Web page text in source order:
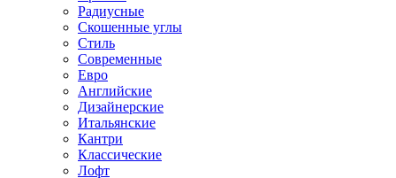
Радиусные
Скошенные углы
Стиль
Современные
Евро
Английские
Дизайнерские
Итальянские
Кантри
Классические
Лофт